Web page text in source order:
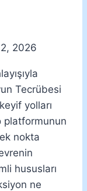
2026
Tecrübesi
yolları
platformunun
nokta
hususları
ne